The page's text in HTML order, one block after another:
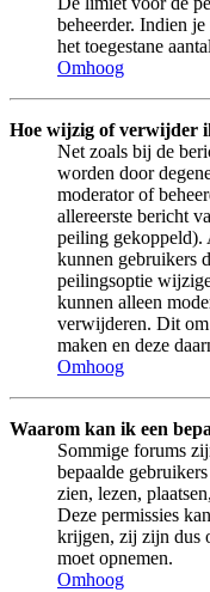
beheerder. Indien
het toegestane
Omhoog
Hoe wijzig of verwijder
Net zoals bij de
worden door
moderator of
allereerste bericht
peiling gekoppeld).
kunnen gebruikers
peilingsoptie
kunnen alleen
verwijderen. Dit
maken en deze
Omhoog
Waarom kan ik een
Sommige forums
bepaalde
zien, lezen,
Deze permissies
krijgen, zij zijn dus
moet opnemen.
Omhoog